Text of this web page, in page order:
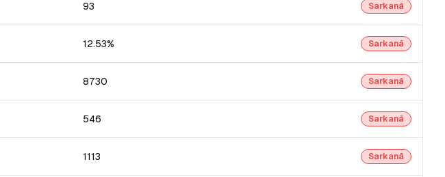
93 Sarkanā
12.53% Sarkanā
8730 Sarkanā
546 Sarkanā
1113 Sarkanā